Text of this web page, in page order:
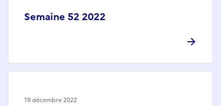
Semaine 52 2022
19 décembre 2022